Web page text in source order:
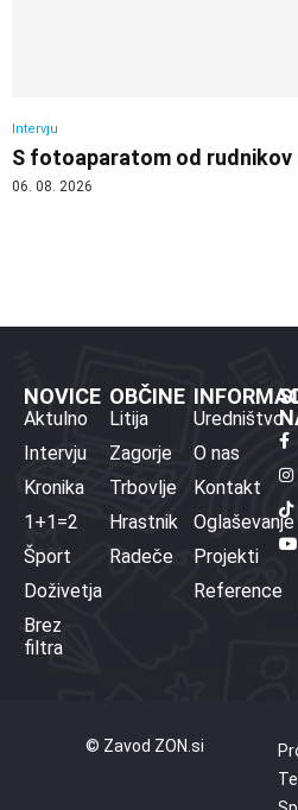
Intervju
S fotoaparatom od rudnikov
06. 08. 2026
NOVICE
Aktulno
Intervju
Kronika
1+1=2
Šport
Doživetja
Brez
filtra
OBČINE
Litija
Zagorje
Trbovlje
Hrastnik
Radeče
Uredništvo
O nas
Kontakt
Oglaševanje
Projekti
Reference
© Zavod ZON.si